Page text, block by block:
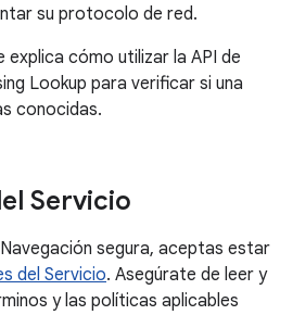
su protocolo de red.
explica cómo utilizar la API de
Lookup para verificar si una
conocidas.
Servicio
segura, aceptas estar
del Servicio. Asegúrate de leer y
y las políticas aplicables